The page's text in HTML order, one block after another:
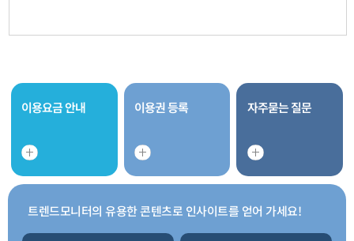
이용요금 안내 이용권 등록 자주묻는 질문
트렌드모니터의 유용한 콘텐츠로 인사이트를 얻어 가세요!